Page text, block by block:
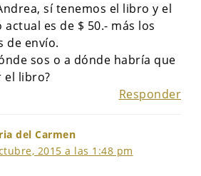
sí tenemos el libro y el
actual es de $ 50.- más los
de envío.
sos o a dónde habría que
el libro?
Responder
del Carmen
2015 a las 1:48 pm